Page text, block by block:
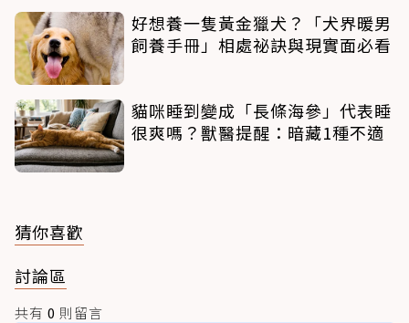
好想養一隻黃金獵犬？「犬界暖男
飼養手冊」相處祕訣與現實面必看
貓咪睡到變成「長條海參」代表睡
很爽嗎？獸醫提醒：暗藏1種不適
猜你喜歡
討論區
共有 0 則留言